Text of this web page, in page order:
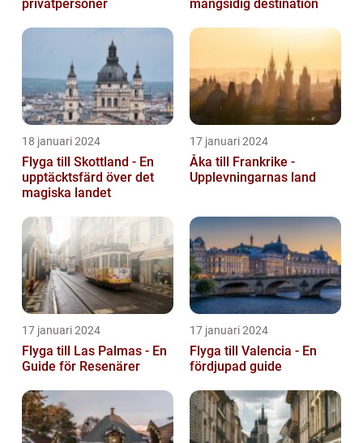
privatpersoner
mångsidig destination
18 januari 2024
Flyga till Skottland - En
upptäcktsfärd över det
magiska landet
17 januari 2024
Åka till Frankrike -
Upplevningarnas land
17 januari 2024
Flyga till Las Palmas - En
Guide för Resenärer
17 januari 2024
Flyga till Valencia - En
fördjupad guide